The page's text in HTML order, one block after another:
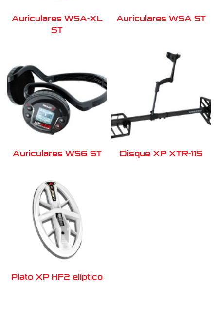
Auriculares WSA-XL
ST
Auriculares WSA ST
Auriculares WS6 ST Disque XP XTR-115
Plato XP HF2 elíptico